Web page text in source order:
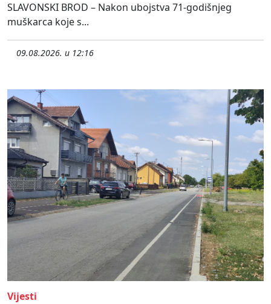
SLAVONSKI BROD – Nakon ubojstva 71-godišnjeg
muškarca koje s...
09.08.2026. u 12:16
Vijesti